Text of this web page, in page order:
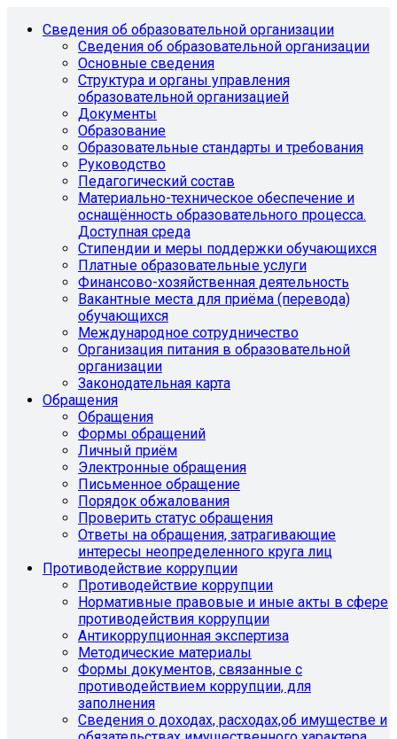
Сведения об образовательной организации
Сведения об образовательной организации
Основные сведения
Структура и органы управления
образовательной организацией
Документы
Образование
Образовательные стандарты и требования
Руководство
Педагогический состав
Материально-техническое обеспечение и
оснащённость образовательного процесса.
Доступная среда
Стипендии и меры поддержки обучающихся
Платные образовательные услуги
Финансово-хозяйственная деятельность
Вакантные места для приёма (перевода)
обучающихся
Международное сотрудничество
Организация питания в образовательной
организации
Законодательная карта
Обращения
Обращения
Формы обращений
Личный приём
Электронные обращения
Письменное обращение
Порядок обжалования
Проверить статус обращения
Ответы на обращения, затрагивающие
интересы неопределенного круга лиц
Противодействие коррупции
Противодействие коррупции
Нормативные правовые и иные акты в сфере
противодействия коррупции
Антикоррупционная экспертиза
Методические материалы
Формы документов, связанные с
противодействием коррупции, для
заполнения
Сведения о доходах, расходах,об имуществе и